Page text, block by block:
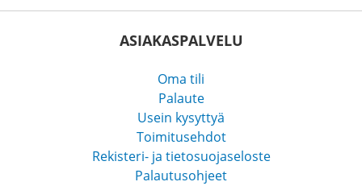
ASIAKASPALVELU
Oma tili
Palaute
Usein kysyttyä
Toimitusehdot
Rekisteri- ja tietosuojaseloste
Palautusohjeet